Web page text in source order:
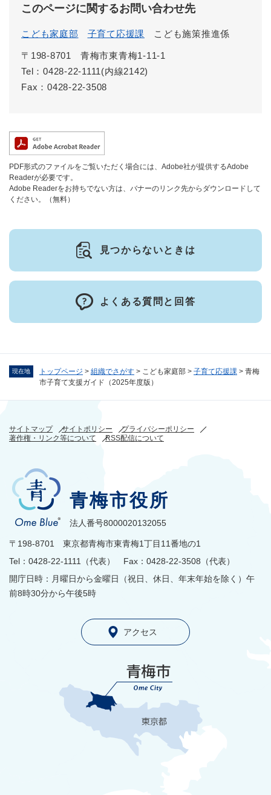
現在地 トップページ > 組織でさがす > こども家庭部 > 子育て応援課 > 青梅
市子育て支援ガイド（2025年度版）
このページに関するお問い合わせ先
こども家庭部 子育て応援課 こども施策推進係
〒198-8701
青梅市東青梅1-11-1
Tel：0428-22-1111(内線2142)
Fax：0428-22-3508
PDF形式のファイルをご覧いただく場合には、Adobe社が提供するAdobe
Readerが必要です。
Adobe Readerをお持ちでない方は、バナーのリンク先からダウンロードして
ください。（無料）
見つからないときは
よくある質問と回答
サイトマップ サイトポリシー
プライバシーポリシー
著作権・リンク等について
RSS配信について
青梅市役所
法人番号8000020132055
〒198-8701 東京都青梅市東青梅1丁目11番地の1
Tel：0428-22-1111（代表） Fax：0428-22-3508（代表）
開庁日時：月曜日から金曜日（祝日、休日、年末年始を除く）午
前8時30分から午後5時
アクセス